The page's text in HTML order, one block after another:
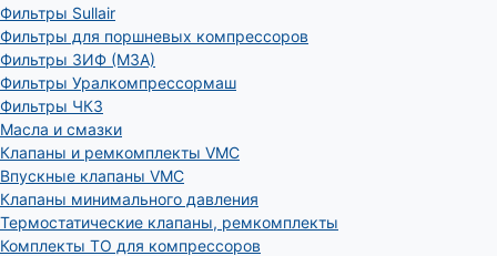
Фильтры Sullair
Фильтры для поршневых компрессоров
Фильтры ЗИФ (МЗА)
Фильтры Уралкомпрессормаш
Фильтры ЧКЗ
Масла и смазки
Клапаны и ремкомплекты VMC
Впускные клапаны VMC
Клапаны минимального давления
Термостатические клапаны, ремкомплекты
Комплекты ТО для компрессоров